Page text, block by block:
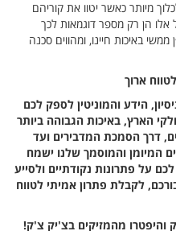
מיותר כאשר יטוו את קוריהם
אלו הן רק מספר דוגמאות לכך
באיכות חיינו, ומהווים סכנה
ארוך
הידע והמוניטין לספק לכם
הארץ, באיכות הגבוהה ביותר
דרך הסמכת המדבירים ועד
המיומן והמוסמך שלנו ישמח
על פתרונות נקודתיים ולסייע
לקבלת פתרון אמיתי לטווח